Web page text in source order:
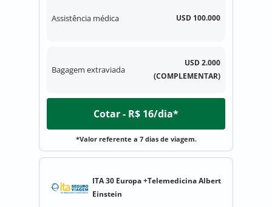
Assistência médica USD 100.000
Bagagem extraviada
USD 2.000
(COMPLEMENTAR)
Cotar - R$ 16/dia*
*Valor referente a 7 dias de viagem.
ITA 30 Europa +Telemedicina Albert
Einstein